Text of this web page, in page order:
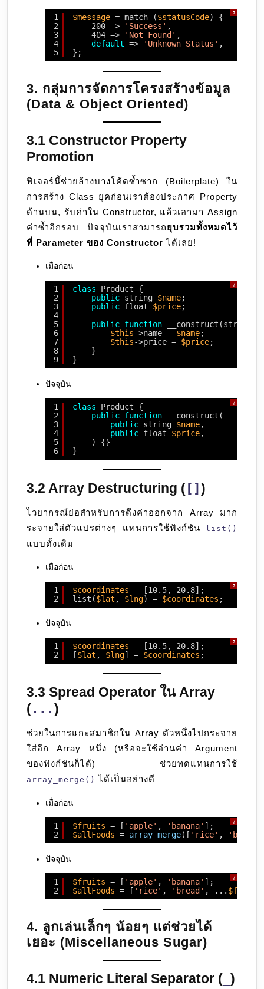
?
1
2
3
4
5
$message = match ($statusCode) {
200 =>
'Success' ,
404 =>
'Not Found' ,
default => 'Unknown Status' ,
};
3. กลุ่มการจัดการโครงสร้างข้อมูล
(Data & Object Oriented)
3.1 Constructor Property
Promotion
ฟีเจอร์นี้ช่วยล้างบางโค้ดซ้ำซาก (Boilerplate) ใน
การสร้าง Class ยุคก่อนเราต้องประกาศ Property
ด้านบน, รับค่าใน Constructor, แล้วเอามา Assign
ค่าซ้ำอีกรอบ ปัจจุบันเราสามารถยุบรวมทั้งหมดไว้
ที่ Parameter ของ Constructor ได้เลย!
เมื่อก่อน
?
1
2
3
4
5
6
7
8
9
class
Product {
public string $name;
public float $price;
public function __construct(string
$this->name = $name;
$this->price = $price;
}
}
ปัจจุบัน
?
1
2
3
4
5
6
class
Product {
public function
__construct(
public string $name,
public float $price,
) {}
}
3.2 Array Destructuring ( [] )
ไวยากรณ์ย่อสำหรับการดึงค่าออกจาก Array มาก
ระจายใส่ตัวแปรต่างๆ แทนการใช้ฟังก์ชัน
list()
แบบดั้งเดิม
เมื่อก่อน
?
1
2
$coordinates = [10.5, 20.8];
list($lat , $lng) = $coordinates ;
ปัจจุบัน
?
1
2
$coordinates = [10.5, 20.8];
[$lat , $lng] = $coordinates ;
3.3 Spread Operator ใน Array
(... )
ช่วยในการแกะสมาชิกใน Array ตัวหนึ่งไปกระจาย
ใส่อีก Array หนึ่ง (หรือจะใช้อ่านค่า Argument
ของฟังก์ชันก็ได้) ช่วยทดแทนการใช้
array_merge() ได้เป็นอย่างดี
เมื่อก่อน
?
1
2
$fruits = [ 'apple' , 'banana' ];
$allFoods = array_merge([ 'rice' , 'bread'
ปัจจุบัน
?
1
2
$fruits = [ 'apple' , 'banana' ];
$allFoods = [ 'rice' , 'bread' , ... $fruits
4. ลูกเล่นเล็กๆ น้อยๆ แต่ช่วยได้
เยอะ (Miscellaneous Sugar)
4.1 Numeric Literal Separator ( )